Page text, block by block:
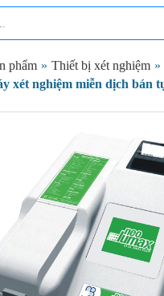
phẩm » Thiết bị xét nghiệm »
xét nghiệm miễn dịch bán